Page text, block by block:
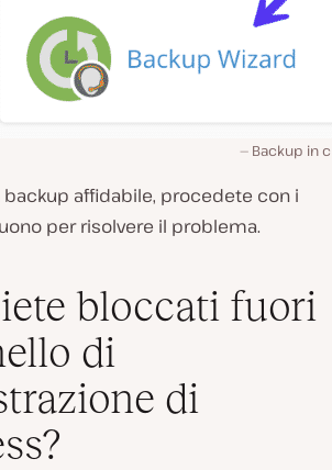
Backup in
backup affidabile, procedete con i
per risolvere il problema.
bloccati fuori
di
di